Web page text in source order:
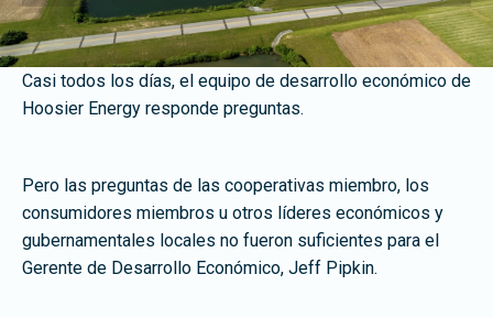
Casi todos los días, el equipo de desarrollo económico de
Hoosier Energy responde preguntas.
Pero las preguntas de las cooperativas miembro, los
consumidores miembros u otros líderes económicos y
gubernamentales locales no fueron suficientes para el
Gerente de Desarrollo Económico, Jeff Pipkin.